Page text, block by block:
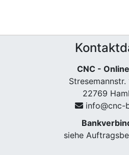
CNC -
Stresemannstr.
22769
info@cnc-
siehe